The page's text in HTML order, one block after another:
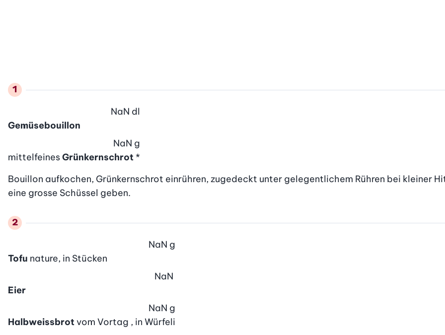
Gemüsebouillon
NaN dl
mittelfeinesGrünkernschrot*
NaN g
Bouillon aufkochen, Grünkernschrot einrühren, zugedeckt unter gelegentlichem Rühren bei kleiner
eine grosse Schüssel geben.
Tofu nature, in Stücken
NaN g
Eier
NaN
Halbweissbrotvom Vortag , in Würfeli
NaN g